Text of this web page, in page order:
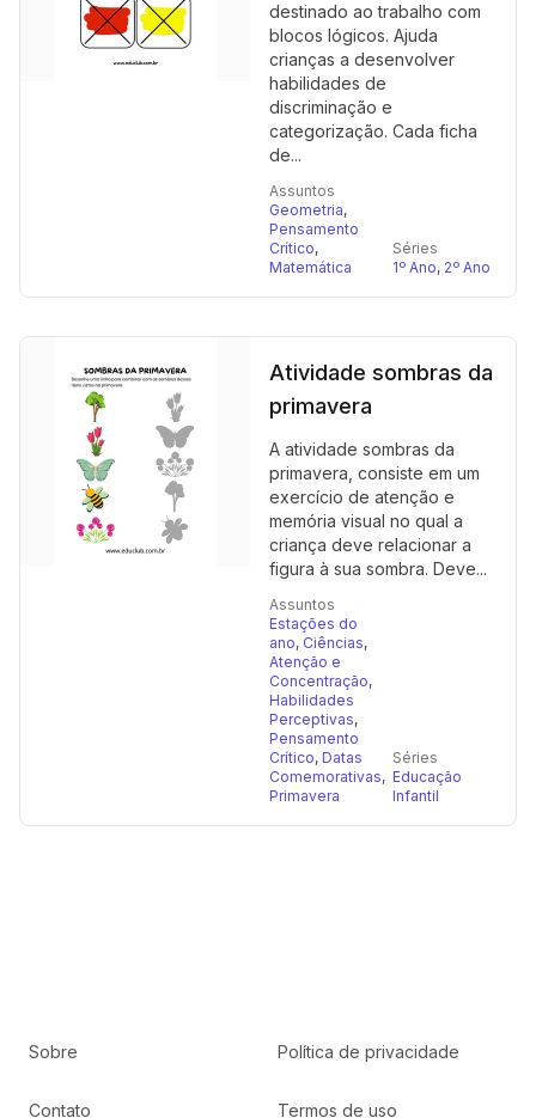
destinado ao trabalho com
blocos lógicos. Ajuda
crianças a desenvolver
habilidades de
discriminação e
categorização. Cada ficha
de...
Assuntos
Geometria,
Pensamento
Crítico,
Matemática
Séries
1º Ano, 2º Ano
Atividade sombras da
primavera
A atividade sombras da
primavera, consiste em um
exercício de atenção e
memória visual no qual a
criança deve relacionar a
figura à sua sombra. Deve...
Assuntos
Estações do
ano, Ciências,
Atenção e
Concentração,
Habilidades
Perceptivas,
Pensamento
Crítico, Datas
Comemorativas,
Primavera
Séries
Educação
Infantil
Sobre
Contato
Política de privacidade
Termos de uso